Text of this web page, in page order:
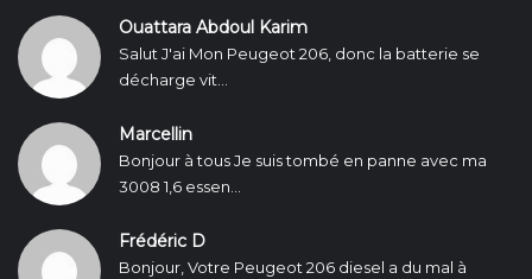
Ouattara Abdoul Karim
Salut J'ai Mon Peugeot 206, donc la batterie se
décharge vit...
Marcellin
Bonjour à tous Je suis tombé en panne avec ma
3008 1,6 essen...
Frédéric D
Bonjour, Votre Peugeot 206 diesel a du mal à